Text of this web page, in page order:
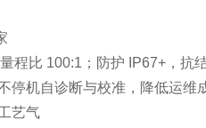
程比 100:1；防护 IP67+，抗
停机自诊断与校准，降低运维
艺气